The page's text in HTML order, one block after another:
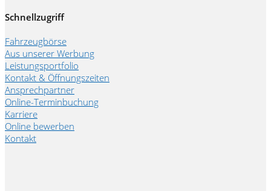
Schnellzugriff
Fahrzeugbörse
Aus unserer Werbung
Leistungsportfolio
Kontakt & Öffnungszeiten
Ansprechpartner
Online-Terminbuchung
Karriere
Online bewerben
Kontakt